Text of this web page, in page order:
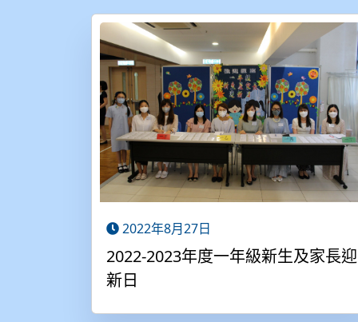
2022年8月27日
2022-2023年度一年級新生及家長迎
新日